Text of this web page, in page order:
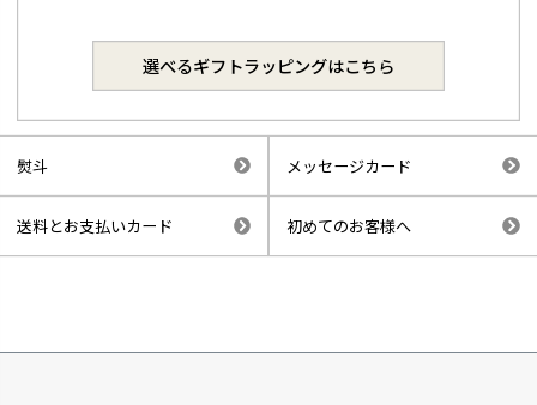
選べるギフトラッピングはこちら
熨斗 メッセージカード
送料とお支払いカード 初めてのお客様へ